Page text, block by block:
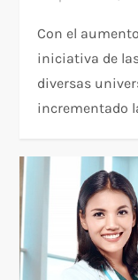
Con el
iniciativa de
diversas
incrementado